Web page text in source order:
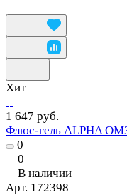
Хит
1 647 руб.
Флюс-гель ALPHA
0
0
В наличии
Арт. 172398